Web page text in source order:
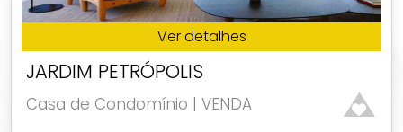
Ver detalhes
JARDIM PETRÓPOLIS
Casa de Condomínio | VENDA